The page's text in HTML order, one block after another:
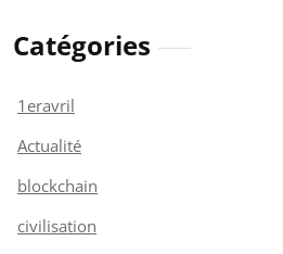
Catégories
1eravril
Actualité
blockchain
civilisation